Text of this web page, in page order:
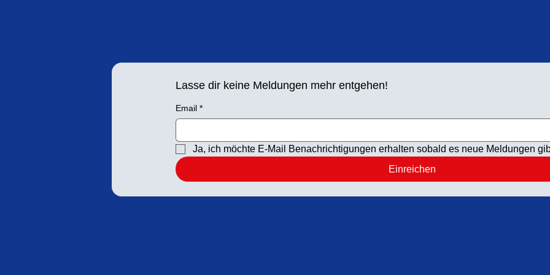
Lasse dir keine Meldungen mehr entgehen!
Email *
Ja, ich möchte E-Mail Benachrichtigungen erhalten sobald es neue Meldungen
Einreichen